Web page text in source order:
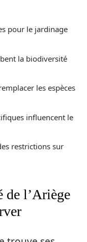
pour le jardinage
la biodiversité
les espèces
influencent le
restrictions sur
de l’Ariège